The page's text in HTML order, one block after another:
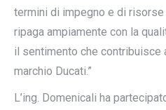
termini di impegno e di
ripaga ampiamente con la
il sentimento che contribuisce
marchio Ducati.”
L’ing. Domenicali ha